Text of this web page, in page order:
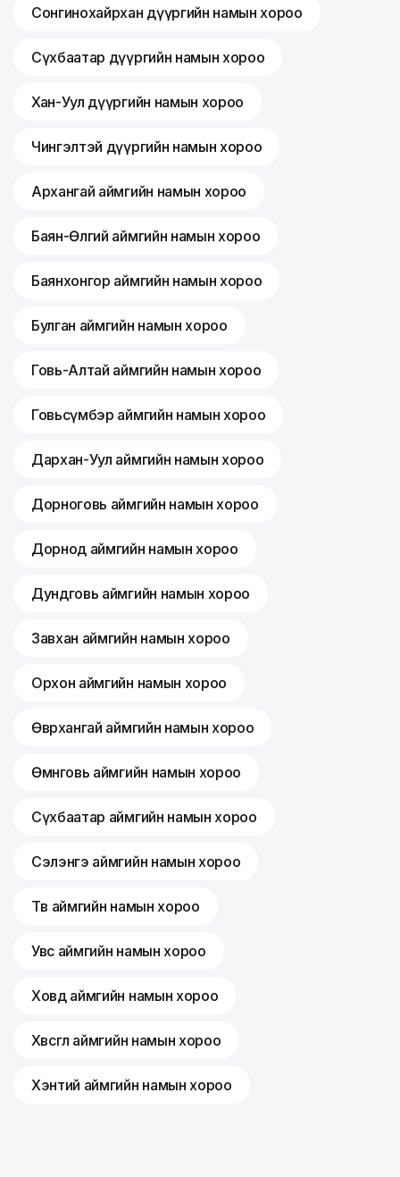
Сонгинохайрхан дүүргийн намын хороо
Сүхбаатар дүүргийн намын хороо
Хан-Уул дүүргийн намын хороо
Чингэлтэй дүүргийн намын хороо
Архангай аймгийн намын хороо
Баян-Өлгий аймгийн намын хороо
Баянхонгор аймгийн намын хороо
Булган аймгийн намын хороо
Говь-Алтай аймгийн намын хороо
Говьсүмбэр аймгийн намын хороо
Дархан-Уул аймгийн намын хороо
Дорноговь аймгийн намын хороо
Дорнод аймгийн намын хороо
Дундговь аймгийн намын хороо
Завхан аймгийн намын хороо
Орхон аймгийн намын хороо
Өвөрхангай аймгийн намын хороо
Өмнөговь аймгийн намын хороо
Сүхбаатар аймгийн намын хороо
Сэлэнгэ аймгийн намын хороо
Төв аймгийн намын хороо
Увс аймгийн намын хороо
Ховд аймгийн намын хороо
Хөвсгөл аймгийн намын хороо
Хэнтий аймгийн намын хороо